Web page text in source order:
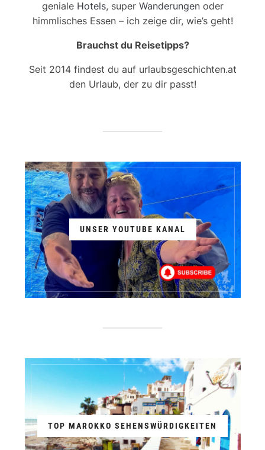
geniale Hotels, super Wanderungenoder
himmlisches Essen – ich zeige dir, wie’s geht!
Brauchst du Reisetipps?
Seit 2014 findest du auf urlaubsgeschichten.at
den Urlaub, der zu dir passt!
UNSER YOUTUBE KANAL
TOP MAROKKO SEHENSWÜRDIGKEITEN